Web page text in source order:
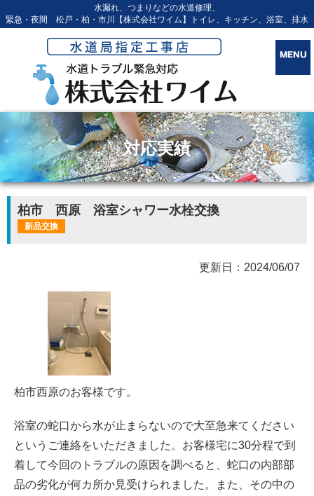
水漏れ、つまりなどの水道修理、
緊急・夜間 松戸・柏・市川【株式会社ワイム】トイレ、キッチン、浴室、排水
対応実績
柏市 西原 浴室シャワー水栓交換
新品交換
更新日：2024/06/07
柏市西原のお客様です。
浴室の蛇口から水が止まらないので大至急来てください
というご連絡をいただきました。お客様宅に30分程で到
着して今回のトラブルの原因を調べると、蛇口の内部部
品の劣化が何カ所か見受けられました。また、その中の